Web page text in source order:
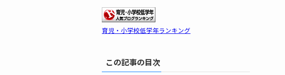
育児・小学校低学年ランキング
この記事の目次